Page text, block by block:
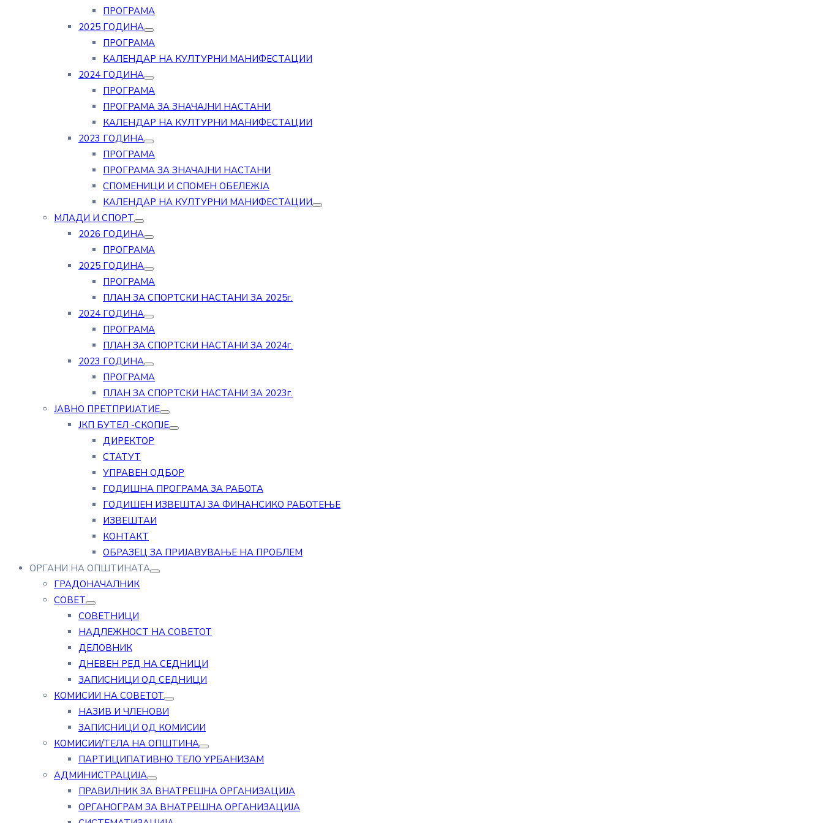
ПРОГРАМА
2025 ГОДИНА
ПРОГРАМА
КАЛЕНДАР НА КУЛТУРНИ МАНИФЕСТАЦИИ
2024 ГОДИНА
ПРОГРАМА
ПРОГРАМА ЗА ЗНАЧАЈНИ НАСТАНИ
КАЛЕНДАР НА КУЛТУРНИ МАНИФЕСТАЦИИ
2023 ГОДИНА
ПРОГРАМА
ПРОГРАМА ЗА ЗНАЧАЈНИ НАСТАНИ
СПОМЕНИЦИ И СПОМЕН ОБЕЛЕЖЈА
КАЛЕНДАР НА КУЛТУРНИ МАНИФЕСТАЦИИ
МЛАДИ И СПОРТ
2026 ГОДИНА
ПРОГРАМА
2025 ГОДИНА
ПРОГРАМА
ПЛАН ЗА СПОРТСКИ НАСТАНИ ЗА 2025г.
2024 ГОДИНА
ПРОГРАМА
ПЛАН ЗА СПОРТСКИ НАСТАНИ ЗА 2024г.
2023 ГОДИНА
ПРОГРАМА
ПЛАН ЗА СПОРТСКИ НАСТАНИ ЗА 2023г.
ЈАВНО ПРЕТПРИЈАТИЕ
ЈКП БУТЕЛ -СКОПЈЕ
ДИРЕКТОР
СТАТУТ
УПРАВЕН ОДБОР
ГОДИШНА ПРОГРАМА ЗА РАБОТА
ГОДИШЕН ИЗВЕШТАЈ ЗА ФИНАНСИКО РАБОТЕЊЕ
ИЗВЕШТАИ
КОНТАКТ
ОБРАЗЕЦ ЗА ПРИЈАВУВАЊЕ НА ПРОБЛЕМ
ОРГАНИ НА ОПШТИНАТА
ГРАДОНАЧАЛНИК
СОВЕТ
СОВЕТНИЦИ
НАДЛЕЖНОСТ НА СОВЕТОТ
ДЕЛОВНИК
ДНЕВЕН РЕД НА СЕДНИЦИ
ЗАПИСНИЦИ ОД СЕДНИЦИ
КОМИСИИ НА СОВЕТОТ
НАЗИВ И ЧЛЕНОВИ
ЗАПИСНИЦИ ОД КОМИСИИ
КОМИСИИ/ТЕЛА НА ОПШТИНА
ПАРТИЦИПАТИВНО ТЕЛО УРБАНИЗАМ
АДМИНИСТРАЦИЈА
ПРАВИЛНИК ЗА ВНАТРЕШНА ОРГАНИЗАЦИЈА
ОРГАНОГРАМ ЗА ВНАТРЕШНА ОРГАНИЗАЦИЈА